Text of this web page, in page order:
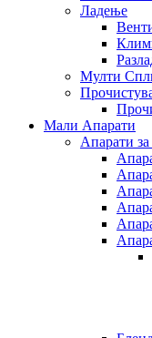
Ладење
Мулти
Мали Апарати
Апарати